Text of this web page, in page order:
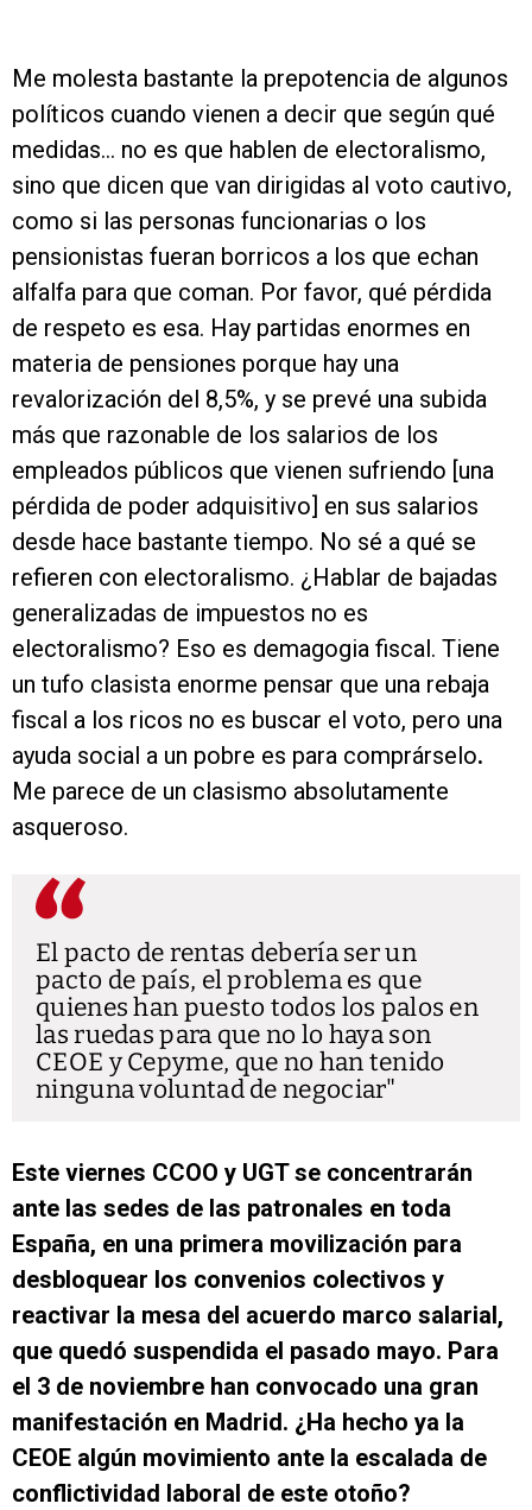
Me molesta bastante la prepotencia de algunos
políticos cuando vienen a decir que según qué
medidas… no es que hablen de electoralismo,
sino que dicen que van dirigidas al voto cautivo,
como si las personas funcionarias o los
pensionistas fueran borricos a los que echan
alfalfa para que coman. Por favor, qué pérdida
de respeto es esa. Hay partidas enormes en
materia de pensiones porque hay una
revalorización del 8,5%, y se prevé una subida
más que razonable de los salarios de los
empleados públicos que vienen sufriendo [una
pérdida de poder adquisitivo] en sus salarios
desde hace bastante tiempo. No sé a qué se
refieren con electoralismo. ¿Hablar de bajadas
generalizadas de impuestos no es
electoralismo? Eso es demagogia fiscal. Tiene
un tufo clasista enorme pensar que una rebaja
fiscal a los ricos no es buscar el voto, pero una
ayuda social a un pobre es para comprárselo.
Me parece de un clasismo absolutamente
asqueroso.
El pacto de rentas debería ser un
pacto de país, el problema es que
quienes han puesto todos los palos en
las ruedas para que no lo haya son
CEOE y Cepyme, que no han tenido
ninguna voluntad de negociar
Este viernes CCOO y UGT se concentrarán
ante las sedes de las patronales en toda
España, en una primera movilización para
desbloquear los convenios colectivos y
reactivar la mesa del acuerdo marco salarial,
que quedó suspendida el pasado mayo. Para
el 3 de noviembre han convocado una gran
manifestación en Madrid. ¿Ha hecho ya la
CEOE algún movimiento ante la escalada de
conflictividad laboral de este otoño?